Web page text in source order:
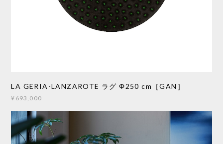
LA GERIA-LANZAROTE ラグ Φ250 cm［GAN］
¥693,000